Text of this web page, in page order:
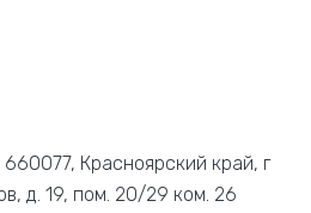
660077, Красноярский край, г
д. 19, пом. 20/29 ком. 26